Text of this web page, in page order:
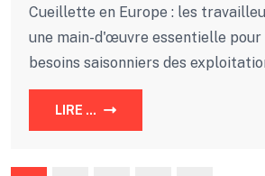
Cueillette en Europe : les
une main-d'œuvre essentielle pour
besoins saisonniers des
LIRE ...